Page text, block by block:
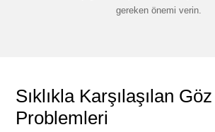
gereken önemi verin.
Sıklıkla Karşılaşılan Göz
Problemleri